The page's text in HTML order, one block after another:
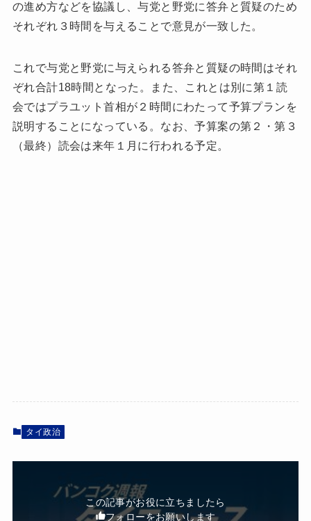
の進め方などを協議し、与党と野党に答弁と質疑のため
それぞれ３時間を与えることで意見が一致した。
これで与党と野党に与えられる答弁と質疑の時間はそれ
ぞれ合計18時間となった。また、これとは別に第１読
会ではプラユット首相が２時間にわたって予算プランを
説明することになっている。なお、予算案の第２・第３
（最終）読会は来年１月に行われる予定。
タイ政治
この記事がお役に立ちましたら
フォローをお願いします